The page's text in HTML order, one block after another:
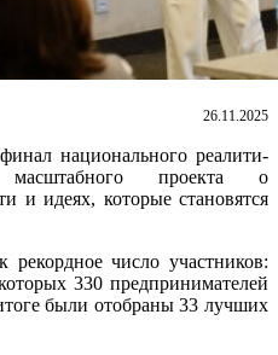
26.11.2025
национального реалити-
проекта о
и идеях, которые становятся
число участников:
330 предпринимателей
были отобраны 33 лучших